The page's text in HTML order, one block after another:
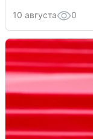
10 августа 0